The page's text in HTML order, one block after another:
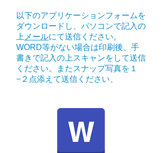
以下のアプリケーションフォームを
ダウンロードし、パソコンで記入の
上 メールにて送信ください。
WORD等がない場合は印刷後、手
書きで記入の上スキャンをして送信
ください。またスナップ写真を１
−２点添えて送信ください、